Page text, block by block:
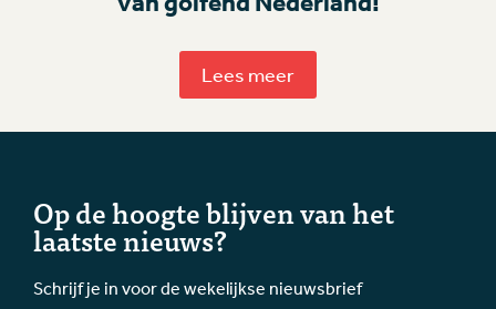
Lees meer
Op de hoogte blijven van het
laatste nieuws?
Schrijf je in voor de wekelijkse nieuwsbrief